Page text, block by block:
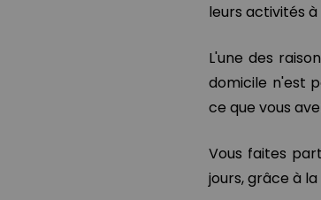
leurs activités
L'une des
domicile n'est
ce que vous
Vous faites
jours, grâce à